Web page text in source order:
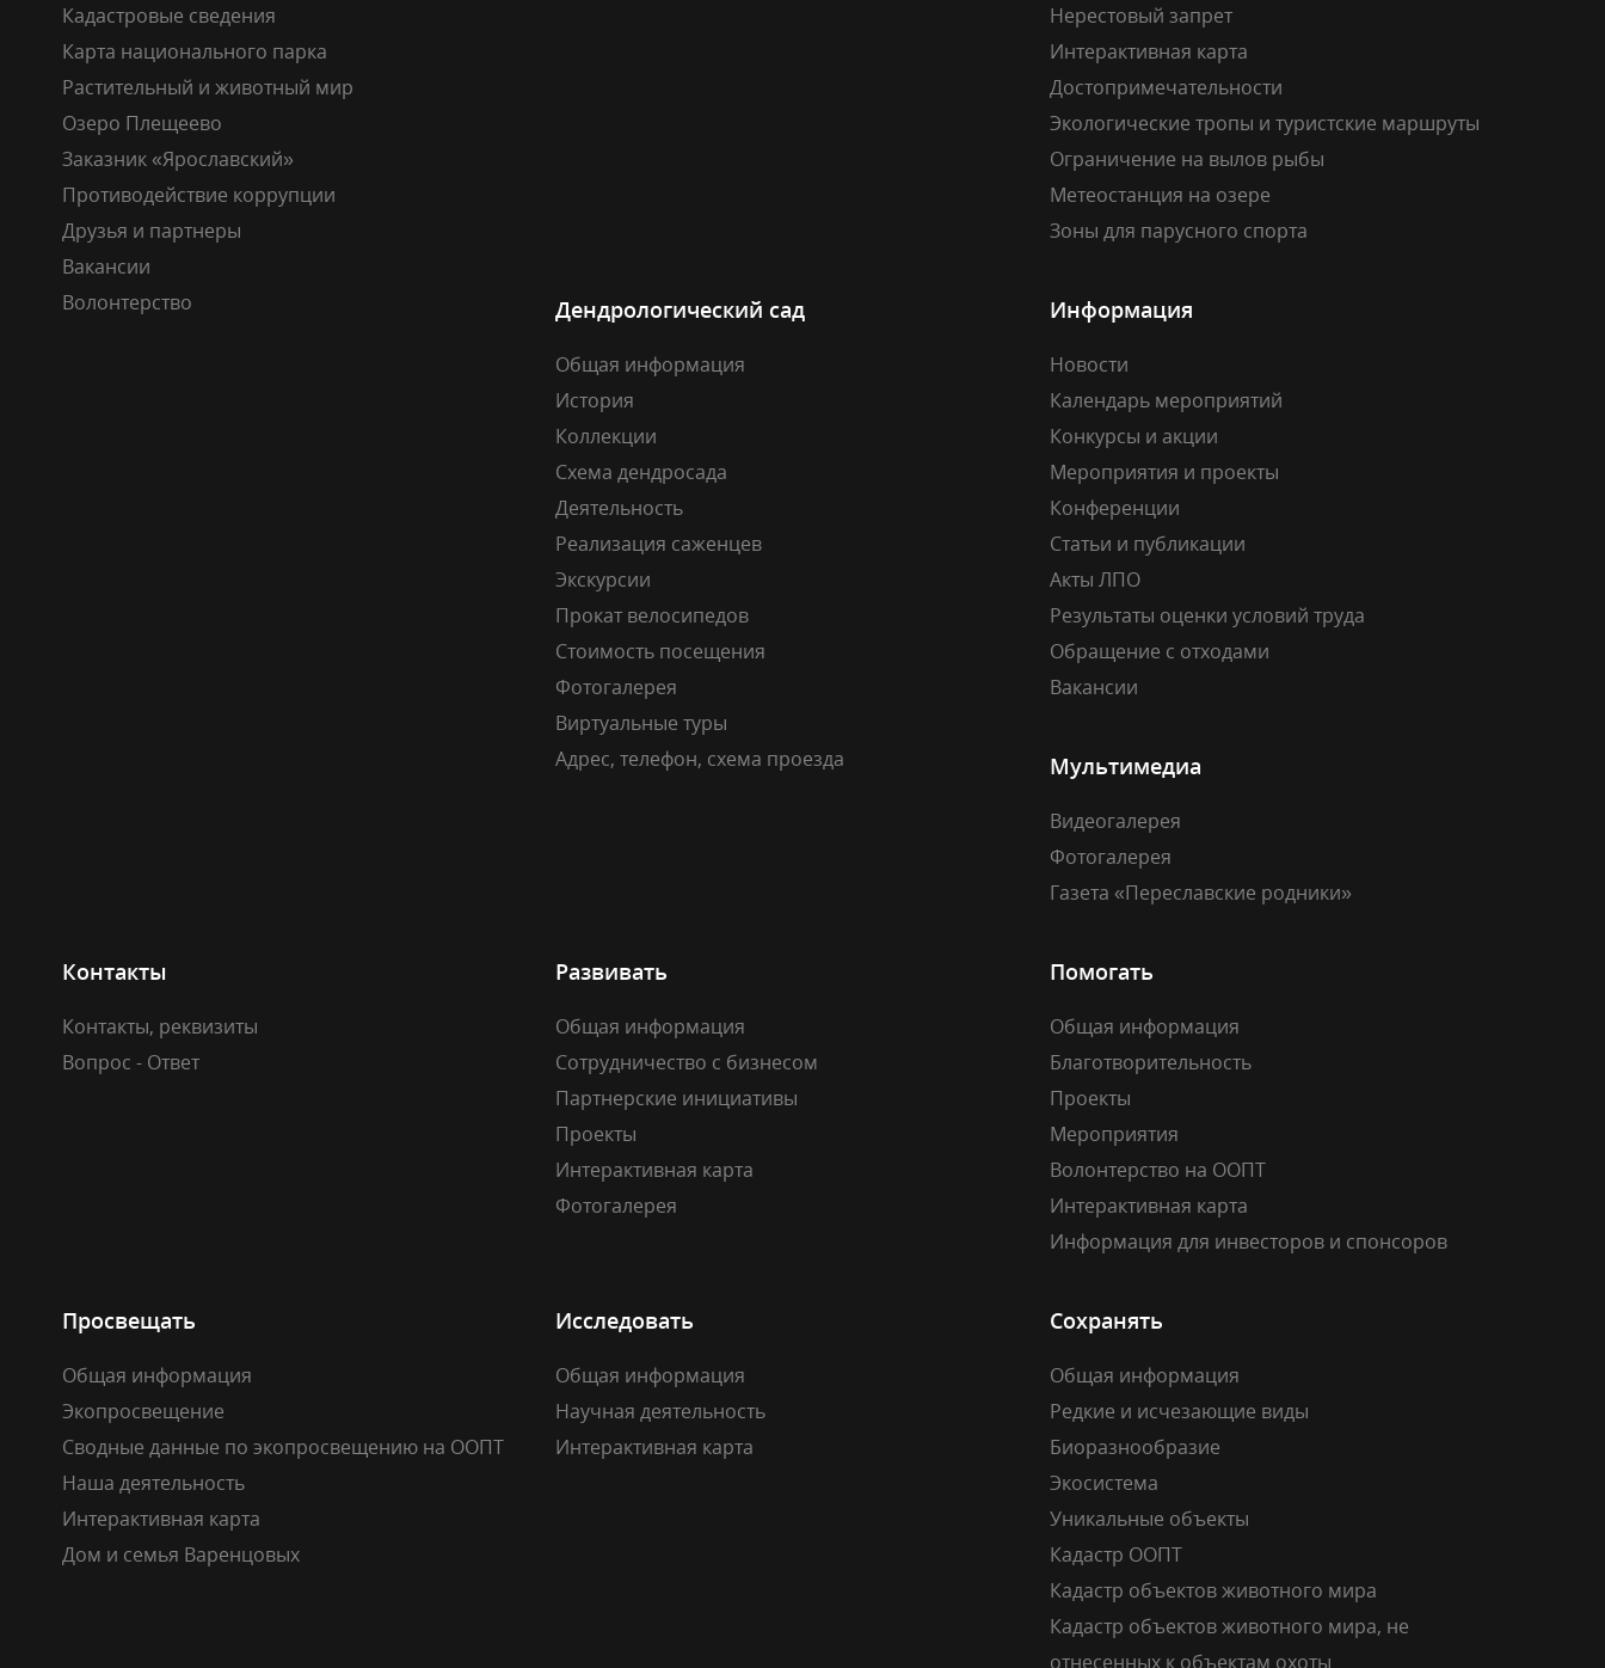
Кадастровые сведения
Карта национального парка
Растительный и животный мир
Озеро Плещеево
Заказник «Ярославский»
Противодействие коррупции
Друзья и партнеры
Вакансии
Волонтерство
Нерестовый запрет
Интерактивная карта
Достопримечательности
Экологические тропы и туристские маршруты
Ограничение на вылов рыбы
Метеостанция на озере
Зоны для парусного спорта
Дендрологический сад
Общая информация
История
Коллекции
Схема дендросада
Деятельность
Реализация саженцев
Экскурсии
Прокат велосипедов
Стоимость посещения
Фотогалерея
Виртуальные туры
Адрес, телефон, схема проезда
Информация
Новости
Календарь мероприятий
Конкурсы и акции
Мероприятия и проекты
Конференции
Статьи и публикации
Акты ЛПО
Результаты оценки условий труда
Обращение с отходами
Вакансии
Мультимедиа
Видеогалерея
Фотогалерея
Газета «Переславские родники»
Контакты
Контакты, реквизиты
Вопрос - Ответ
Развивать
Общая информация
Сотрудничество с бизнесом
Партнерские инициативы
Проекты
Интерактивная карта
Фотогалерея
Помогать
Общая информация
Благотворительность
Проекты
Мероприятия
Волонтерство на ООПТ
Интерактивная карта
Информация для инвесторов и спонсоров
Просвещать
Общая информация
Экопросвещение
Сводные данные по экопросвещению на ООПТ
Наша деятельность
Интерактивная карта
Дом и семья Варенцовых
Исследовать
Общая информация
Научная деятельность
Интерактивная карта
Сохранять
Общая информация
Редкие и исчезающие виды
Биоразнообразие
Экосистема
Уникальные объекты
Кадастр ООПТ
Кадастр объектов животного мира
Кадастр объектов животного мира, не
отнесенных к объектам охоты